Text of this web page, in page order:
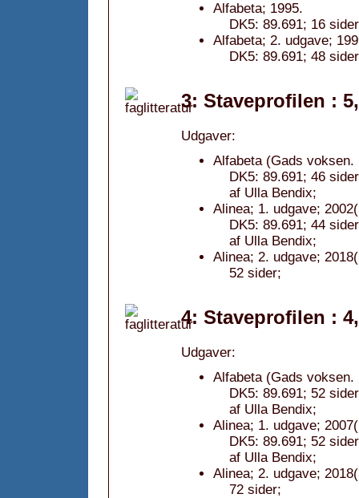
Alfabeta; 1995.
DK5: 89.691; 16
Alfabeta; 2. udgave;
DK5: 89.691; 48
3: Staveprofilen :
Udgaver:
Alfabeta (Gads
DK5: 89.691; 46
af Ulla Bendix;
Alinea; 1. udgave;
DK5: 89.691; 44
af Ulla Bendix;
Alinea; 2. udgave;
52 sider;
4: Staveprofilen :
Udgaver:
Alfabeta (Gads
DK5: 89.691; 52
af Ulla Bendix;
Alinea; 1. udgave;
DK5: 89.691; 52
af Ulla Bendix;
Alinea; 2. udgave;
72 sider;